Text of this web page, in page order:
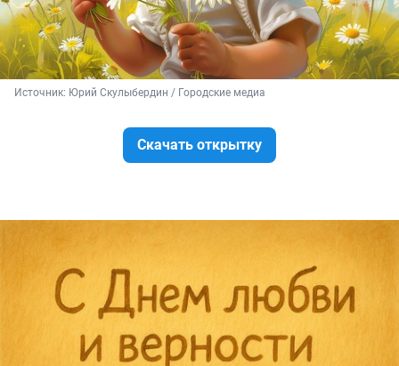
Источник: Юрий Скулыбердин / Городские медиа
Скачать открытку